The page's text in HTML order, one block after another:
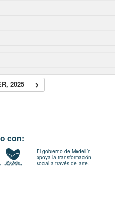
2025
con:
El gobierno de Medellín
apoya la transformación
social a través del arte.